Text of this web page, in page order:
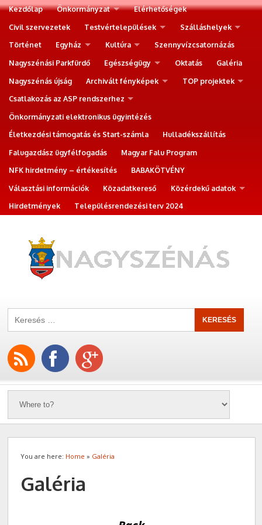
Kezdőlap Önkormányzat
Elérhetőségek
Civil szervezetek
Testvértelepülések
Szálláshelyek
Történet
Egyház Kultúra
Szennyvízcsatornázás
Nagyszénási Parkfürdő
Egészségügy Oktatás
Galéria
Nagyszénás újság
Archivált fényképek
TOP projektek
Csatlakozás az ASP rendszerhez
Önkormányzati elektronikus ügyintézés
Életkezdési támogatás és Start-számla
Hulladékszállítás
Falugazdász ügyfélfogadás
Magyar Falu Program
NFK hirdetmény – értékesítés
BABAKÖTVÉNY
Választási információk
Közadatkereső
Közérdekű adatok
Hirdetmények
Településrendezési terv 2024
You are here: Home » Galéria
Galéria